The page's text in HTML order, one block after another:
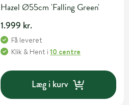
Hazel Ø55cm 'Falling Green'
1.999 kr.
Få leveret
Klik & Hent i10 centre
Læg i kurv